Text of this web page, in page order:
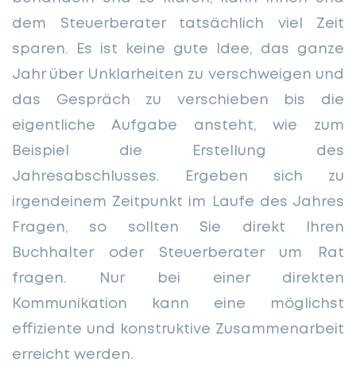
dem Steuerberater tatsächlich viel Zeit
sparen. Es ist keine gute Idee, das ganze
Jahr über Unklarheiten zu verschweigen und
das Gespräch zu verschieben bis die
eigentliche Aufgabe ansteht, wie zum
Beispiel die Erstellung des
Jahresabschlusses. Ergeben sich zu
irgendeinem Zeitpunkt im Laufe des Jahres
Fragen, so sollten Sie direkt Ihren
Buchhalter oder Steuerberater um Rat
fragen. Nur bei einer direkten
Kommunikation kann eine möglichst
effiziente und konstruktive Zusammenarbeit
erreicht werden.